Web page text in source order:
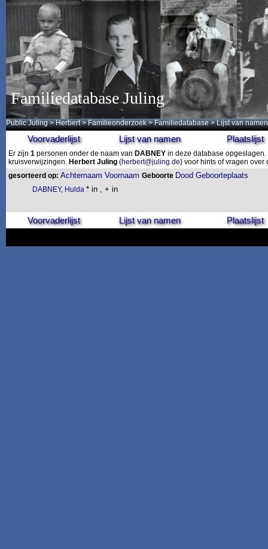
Familiedatabase Juling
Public Juling >Herbert >Familieonderzoek >Familiedatabase > Lijst van namen
Voorvaderlijst Lijst van namen Plaatslijst
Er zijn 1 personen onder de naam van DABNEY in deze database
kruisverwijzingen. Herbert Juling (herbert@juling.de) voor hints of vragen
gesorteerd op: Achternaam Voornaam Geboorte Dood Geboorteplaats
DABNEY, Hulda * in , + in
Voorvaderlijst Lijst van namen Plaatslijst